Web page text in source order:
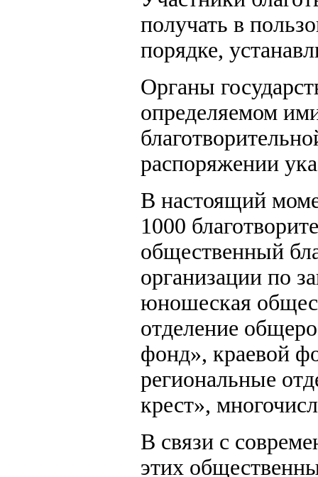
получать в
порядке,
Органы
определяемом
распоряжении
В настоящий
1000
общественный
организации по
юношеская
отделение
фонд», краевой
региональные
крест»,
В связи с
этих